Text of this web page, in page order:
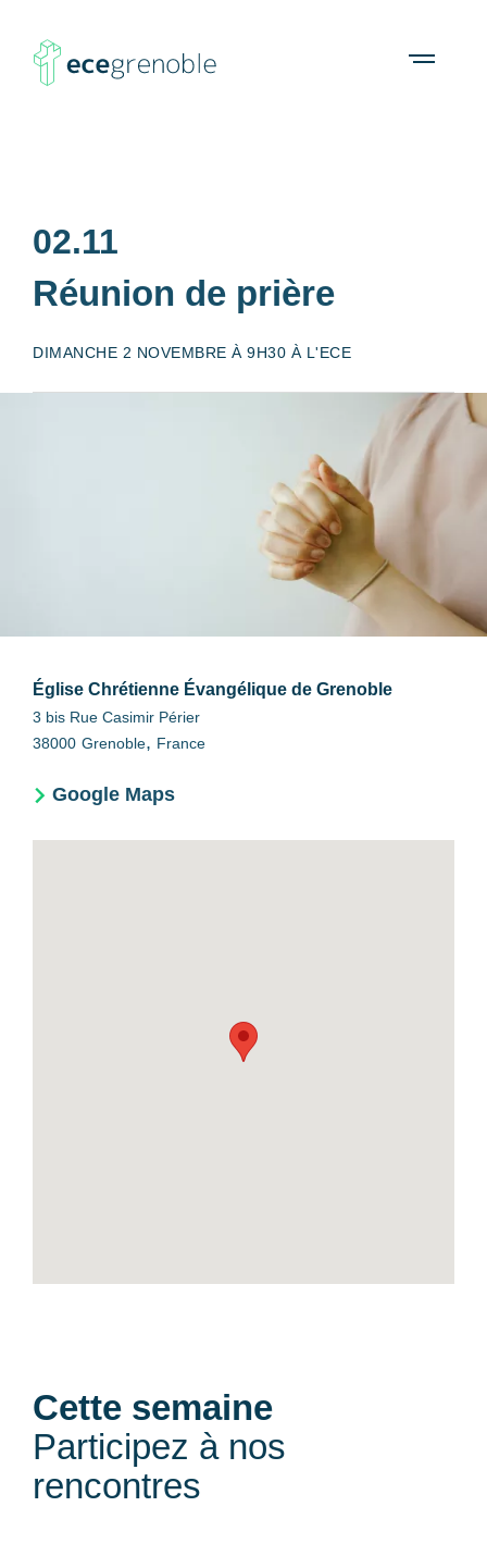
ECE
À propos Agenda RessourcesOpen
02.11
Réunion de prière
DIMANCHE 2 NOVEMBRE À 9H30 À L'ECE
Église Chrétienne Évangélique de Grenoble
3 bis Rue Casimir Périer
38000 Grenoble, France
Google Maps
Cette semaine
Participez à nos
rencontres